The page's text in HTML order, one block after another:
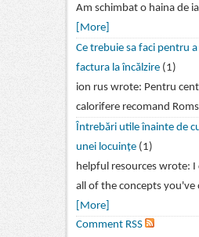
Am schimbat o haina de
[More]
Ce trebuie sa faci pentru
factura la încălzire (1)
ion rus wrote: Pentru
calorifere recomand
Întrebări utile înainte de
unei locuințe (1)
helpful resources wrote: I
all of the concepts you've
[More]
Comment RSS